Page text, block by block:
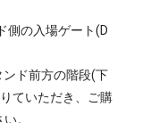
側の入場ゲート(D
ンド前方の階段(下
ていただき、ご購
。